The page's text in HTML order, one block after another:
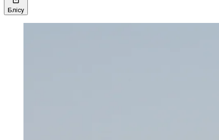
Бөлісу